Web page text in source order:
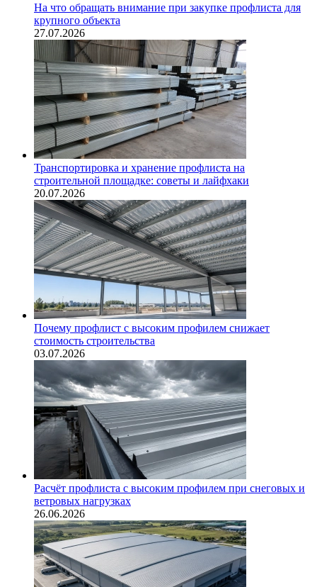
На что обращать внимание при закупке профлиста для
крупного объекта
27.07.2026
Транспортировка и хранение профлиста на
строительной площадке: советы и лайфхаки
20.07.2026
Почему профлист с высоким профилем снижает
стоимость строительства
03.07.2026
Расчёт профлиста с высоким профилем при снеговых и
ветровых нагрузках
26.06.2026